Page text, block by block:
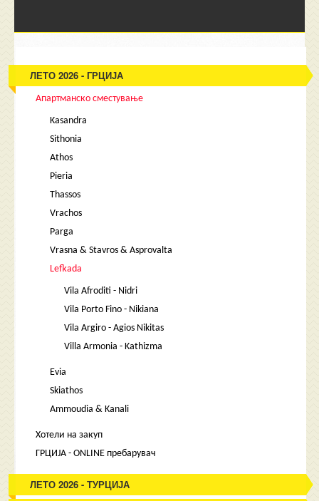
ЛЕТО 2026 - ГРЦИЈА
Апартманско сместување
Kasandra
Sithonia
Athos
Pieria
Thassos
Vrachos
Parga
Vrasna & Stavros & Asprovalta
Lefkada
Vila Afroditi - Nidri
Vila Porto Fino - Nikiana
Vila Argiro - Agios Nikitas
Villa Armonia - Kathizma
Evia
Skiathos
Ammoudia & Kanali
Хотели на закуп
ГРЦИЈА - ONLINE пребарувач
ЛЕТО 2026 - ТУРЦИЈА